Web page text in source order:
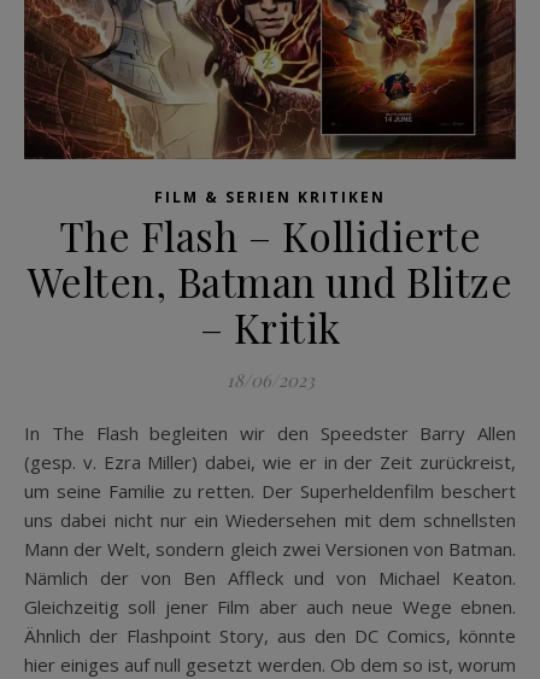
FILM & SERIEN KRITIKEN
The Flash – Kollidierte
Welten, Batman und Blitze
– Kritik
18/06/2023
In The Flash begleiten wir den Speedster Barry Allen
(gesp. v. Ezra Miller) dabei, wie er in der Zeit zurückreist,
um seine Familie zu retten. Der Superheldenfilm beschert
uns dabei nicht nur ein Wiedersehen mit dem schnellsten
Mann der Welt, sondern gleich zwei Versionen von Batman.
Nämlich der von Ben Affleck und von Michael Keaton.
Gleichzeitig soll jener Film aber auch neue Wege ebnen.
Ähnlich der Flashpoint Story, aus den DC Comics, könnte
hier einiges auf null gesetzt werden. Ob dem so ist, worum